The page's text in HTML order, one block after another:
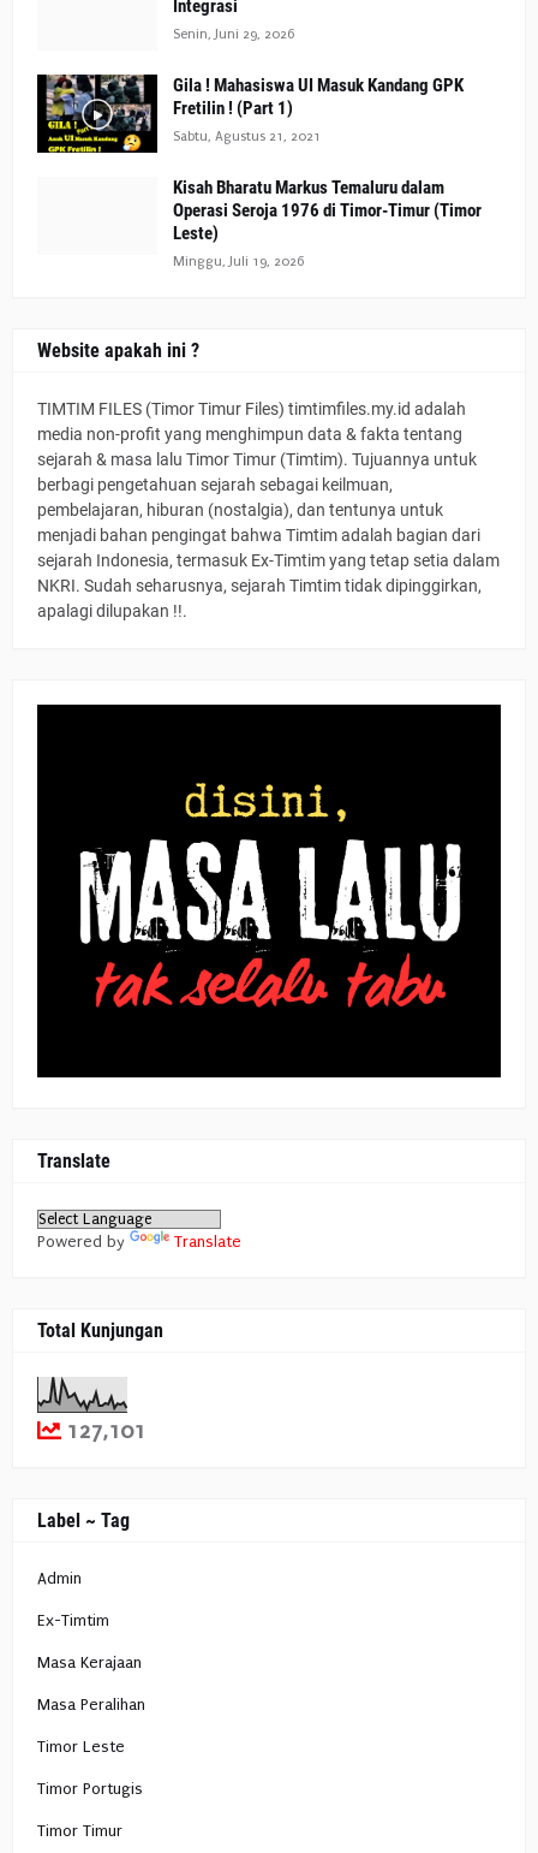
Integrasi
Senin, Juni 29, 2026
Gila ! Mahasiswa UI Masuk Kandang GPK
Fretilin ! (Part 1)
Sabtu, Agustus 21, 2021
Kisah Bharatu Markus Temaluru dalam
Operasi Seroja 1976 di Timor-Timur (Timor
Leste)
Minggu, Juli 19, 2026
Website apakah ini ?
TIMTIM FILES (Timor Timur Files) timtimfiles.my.id adalah
media non-profit yang menghimpun data & fakta tentang
sejarah & masa lalu Timor Timur (Timtim). Tujuannya untuk
berbagi pengetahuan sejarah sebagai keilmuan,
pembelajaran, hiburan (nostalgia), dan tentunya untuk
menjadi bahan pengingat bahwa Timtim adalah bagian dari
sejarah Indonesia, termasuk Ex-Timtim yang tetap setia dalam
NKRI. Sudah seharusnya, sejarah Timtim tidak dipinggirkan,
apalagi dilupakan !!.
Translate
Powered by Translate
Total Kunjungan
127,101
Label ~ Tag
Admin
Ex-Timtim
Masa Kerajaan
Masa Peralihan
Timor Leste
Timor Portugis
Timor Timur